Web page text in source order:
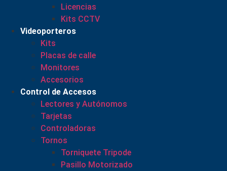
Licencias
Kits CCTV
Videoporteros
Kits
Placas de calle
Monitores
Accesorios
Control de Accesos
Lectores y Autónomos
Tarjetas
Controladoras
Tornos
Torniquete Tripode
Pasillo Motorizado